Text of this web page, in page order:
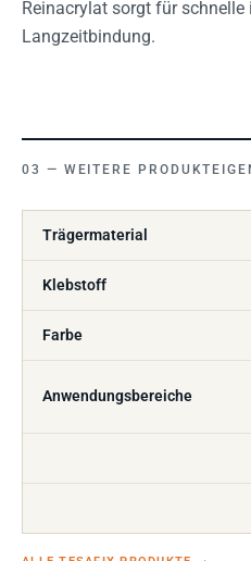
Reinacrylat sorgt für
Langzeitbindung.
WEITERE
Trägermaterial
Klebstoff
Farbe
Anwendungsbereiche